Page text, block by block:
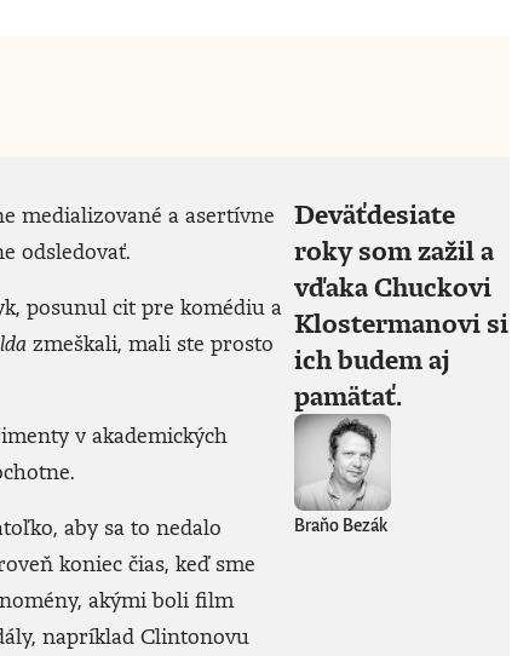
medializované a asertívne
odsledovať.
posunul cit pre komédiu a
zmeškali, mali ste prosto
v akademických
aby sa to nedalo
koniec čias, keď sme
akými boli film
napríklad Clintonovu
Deväťdesiate
roky som zažil a
vďaka Chuckovi
Klostermanovi si
ich budem aj
pamätať.
Braňo Bezák